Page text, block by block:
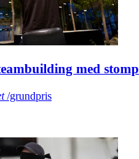
med stomp
/grundpris